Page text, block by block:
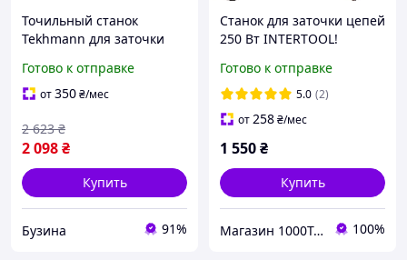
Точильный станок
Tekhmann для заточки
buzyna
Готово к отправке
от350₴/мес
2 098₴
2 623 ₴
Купить
Бузина 91%
Станок для заточки цепей
250 Вт INTERTOOL!
Гарантия!
Готово к отправке
5.0 (2)
от258₴/мес
1 550₴
Купить
Магазин 1000Товарів! 100%